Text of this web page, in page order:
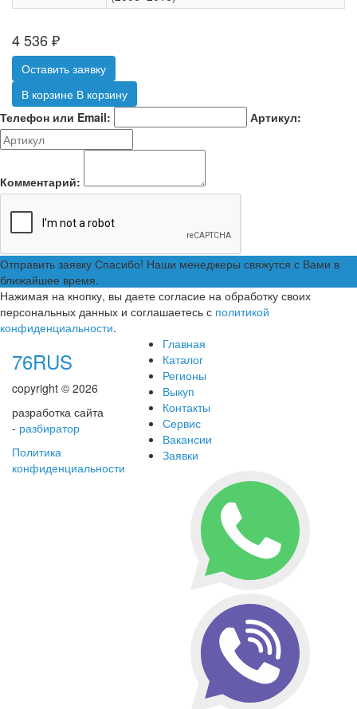
4 536₽
Оставить заявку
В корзине В корзину
Телефон или Email:
Артикул:
Комментарий:
Отправить заявку Спасибо! Наши менеджеры свяжутся с Вами в
ближайшее время.
Нажимая на кнопку, вы даете согласие на обработку своих
персональных данных и соглашаетесь с политикой
конфиденциальности.
76RUS
copyright © 2026
разработка сайта
- разбиратор
Политика
конфиденциальности
Главная
Каталог
Регионы
Выкуп
Контакты
Сервис
Вакансии
Заявки